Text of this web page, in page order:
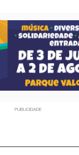
PUBLICIDADE